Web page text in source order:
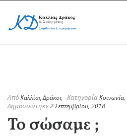
ΑπόΚαλλίας Δράκος ΚατηγορίαΚοινωνία,
Δημοσιεύτηκε2 Σεπτεμβρίου, 2018
Το σώσαμε ;